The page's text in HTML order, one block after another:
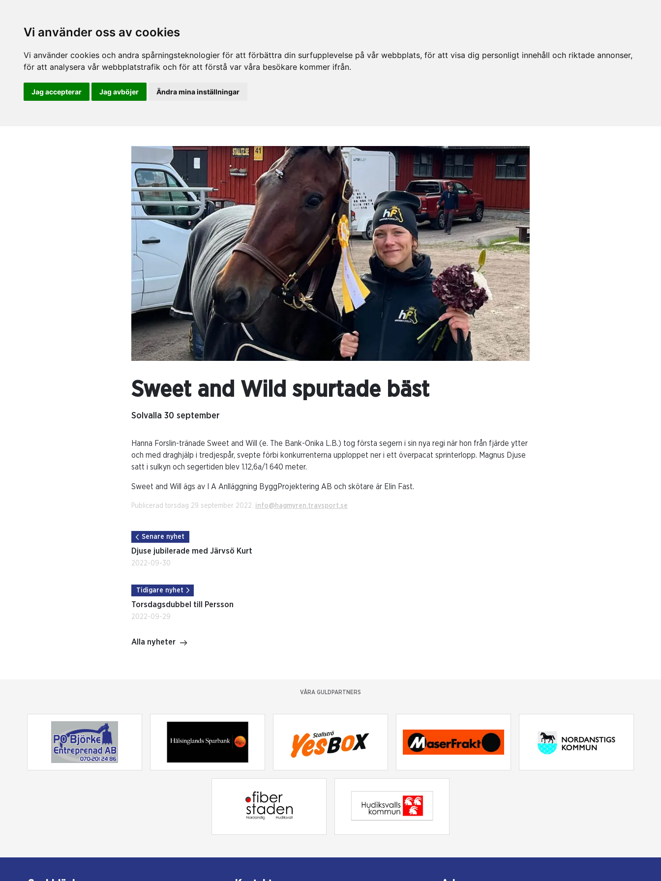
Vi använder oss av cookies
Vi använder cookies och andra spårningsteknologier för att förbättra din surfupplevelse på vår webbplats, för att visa dig personligt innehåll och riktade annonser,
för att analysera vår webbplatstrafik och för att förstå var våra besökare kommer ifrån.
Jag accepterar Jag avböjer Ändra mina inställningar
Sweet and Wild spurtade bäst
Solvalla 30 september
Hanna Forslin-tränade Sweet and Will (e. The Bank-Onika L.B.) tog första segern i sin nya regi när hon från fjärde ytter
och med draghjälp i tredjespår, svepte förbi konkurrenterna upploppet ner i ett överpacat sprinterlopp. Magnus Djuse
satt i sulkyn och segertiden blev 1.12,6a/1 640 meter.
Sweet and Will ägs av I A Anlläggning ByggProjektering AB och skötare är Elin Fast.
Publicerad torsdag 29 september 2022. info@hagmyren.travsport.se
Senare nyhet
Djuse jubilerade med Järvsö Kurt
2022-09-30
Tidigare nyhet
Torsdagsdubbel till Persson
2022-09-29
Alla nyheter
VÅRA GULDPARTNERS